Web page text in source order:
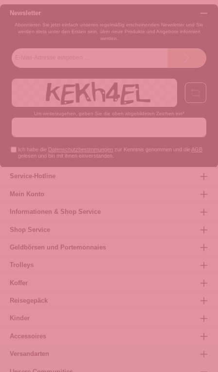
Newsletter
Abonnieren Sie jetzt einfach unseren regelmäßig erscheinenden Newsletter und Sie
werden stets unter den Ersten sein, über neue Produkte und Angebote informiert
werden.
Um weiterzugehen, geben Sie die oben abgebildeten Zeichen ein*
Ich habe die Datenschutzbestimmungen zur Kenntnis genommen und die AGB
gelesen und bin mit ihnen einverstanden.
Service-Hotline
Mein Konto
Informationen & Shop Service
Shop Service
Geldbörsen und Portemonnaies
Trolleys
Koffer
Reisegepäck
Kinder
Accessoires
Versandarten